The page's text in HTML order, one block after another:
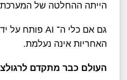
הייתה ההחלטה של המערכת
גם אם כלי ה־ AI פותח על
האחריות אינה נעלמת.
העולם כבר מתקדם